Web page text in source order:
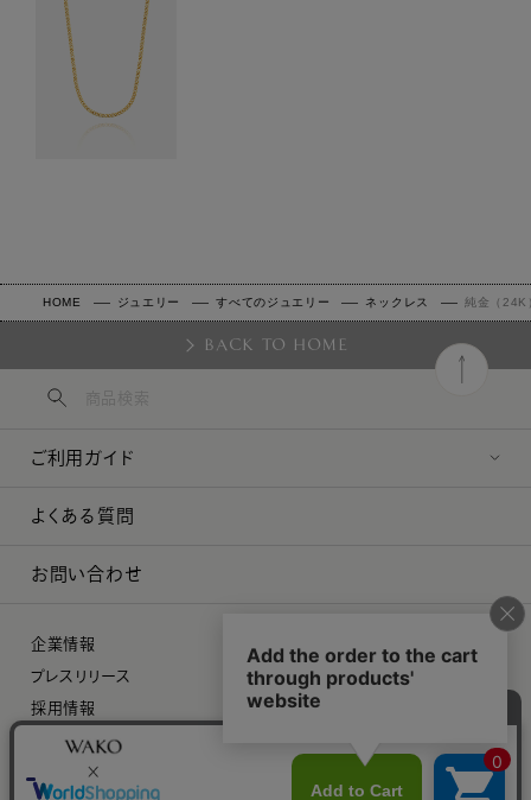
HOME ジュエリー すべてのジュエリー ネックレス 純金（24K
BACK TO HOME
ご利用ガイド
よくある質問
お問い合わせ
企業情報
プレスリリース
採用情報
特定商取引に関する法律に基づく表示
プライバシーポリシー